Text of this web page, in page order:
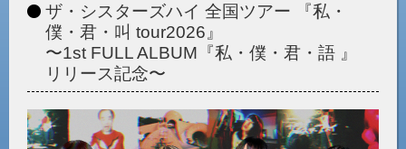
ザ・シスターズハイ 全国ツアー 『私・
僕・君・叫 tour2026』
〜1st FULL ALBUM『私・僕・君・語 』
リリース記念〜